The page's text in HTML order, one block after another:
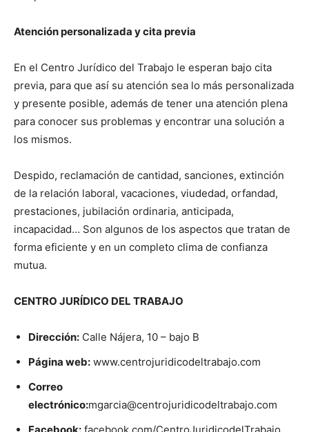
Atención personalizada y cita previa
En el Centro Jurídico del Trabajo le esperan bajo cita
previa, para que así su atención sea lo más personalizada
y presente posible, además de tener una atención plena
para conocer sus problemas y encontrar una solución a
los mismos.
Despido, reclamación de cantidad, sanciones, extinción
de la relación laboral, vacaciones, viudedad, orfandad,
prestaciones, jubilación ordinaria, anticipada,
incapacidad… Son algunos de los aspectos que tratan de
forma eficiente y en un completo clima de confianza
mutua.
CENTRO JURÍDICO DEL TRABAJO
Dirección: Calle Nájera, 10 – bajo B
Página web: www.centrojuridicodeltrabajo.com
Correo
electrónico:mgarcia@centrojuridicodeltrabajo.com